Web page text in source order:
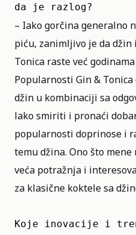
da je razlog?
– Iako gorčina generalno
piću, zanimljivo je da
Tonica raste već
Popularnosti Gin &
džin u kombinaciji sa
lako smiriti i pronaći
popularnosti doprinose i
temu džina. Ono što
veća potražnja i
za klasične koktele sa
Koje inovacije i